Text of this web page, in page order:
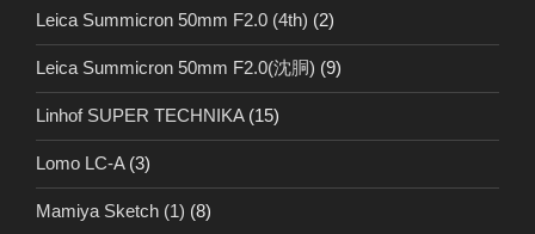
Leica Summicron 50mm F2.0 (4th) (2)
Leica Summicron 50mm F2.0(沈胴) (9)
Linhof SUPER TECHNIKA(15)
Lomo LC-A(3)
Mamiya Sketch (1) (8)